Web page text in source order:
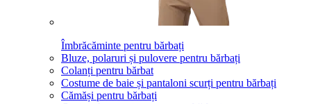
Îmbrăcăminte pentru bărbați
Bluze, polaruri și pulovere pentru bărbați
Colanți pentru bărbat
Costume de baie și pantaloni scurți pentru bărbați
Cămăși pentru bărbați